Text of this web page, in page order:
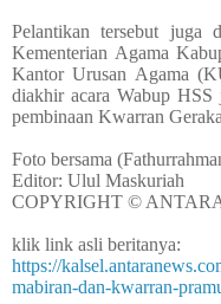
Pelantikan tersebut juga
Kementerian Agama
Kantor Urusan Agama
diakhir acara Wabup HSS
pembinaan Kwarran
Foto bersama
Editor: Ulul Maskuriah
COPYRIGHT ©
klik link asli beritanya:
https://
mabiran-dan-kwarran-